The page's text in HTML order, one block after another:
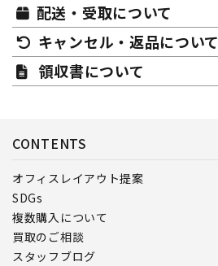
配送・受取について
キャンセル・返品について
領収書について
CONTENTS
オフィスレイアウト提案
SDGs
複数購入について
買取のご相談
スタッフブログ